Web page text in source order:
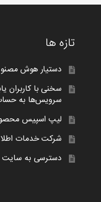
تازه ها
دستیار هوش
سخنی با
سرویس‌ها به
لیپ اسپیس
شرکت خدمات
دسترسی به